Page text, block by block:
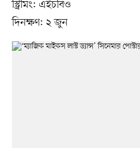
স্ট্রিমিং: এইচবিও
দিনক্ষণ: ২ জুন